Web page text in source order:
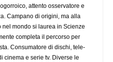
attento osservatore e
Campano di origini, ma alla
mondo si laurea in Scienze
completa il percorso per
Consumatore di dischi, tele-
cinema e serie tv. Diverse le